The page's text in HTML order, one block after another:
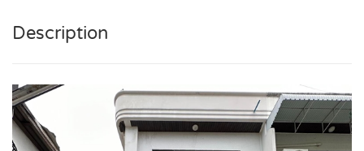
Description